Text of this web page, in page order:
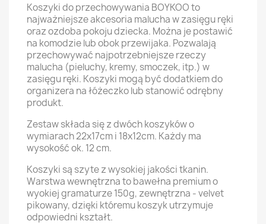
Koszyki do przechowywania BOYKOO to
najważniejsze akcesoria malucha w zasięgu ręki
oraz ozdoba pokoju dziecka. Można je postawić
na komodzie lub obok przewijaka. Pozwalają
przechowywać najpotrzebniejsze rzeczy
malucha (pieluchy, kremy, smoczek, itp.) w
zasięgu ręki. Koszyki mogą być dodatkiem do
organizera na łóżeczko lub stanowić odrębny
produkt.
Zestaw składa się z dwóch koszyków o
wymiarach 22x17cm i 18x12cm. Każdy ma
wysokość ok. 12 cm.
Koszyki są szyte z wysokiej jakości tkanin.
Warstwa wewnętrzna to bawełna premium o
wyokiej gramaturze 150g, zewnętrzna - velvet
pikowany, dzięki któremu koszyk utrzymuje
odpowiedni kształt.